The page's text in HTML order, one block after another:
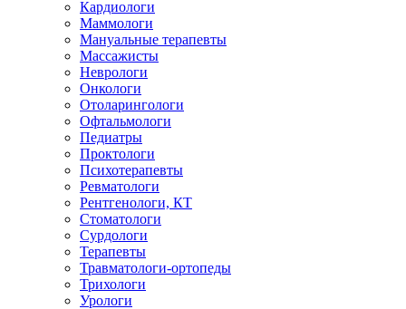
Кардиологи
Маммологи
Мануальные терапевты
Массажисты
Неврологи
Онкологи
Отоларингологи
Офтальмологи
Педиатры
Проктологи
Психотерапевты
Ревматологи
Рентгенологи, КТ
Стоматологи
Сурдологи
Терапевты
Травматологи-ортопеды
Трихологи
Урологи